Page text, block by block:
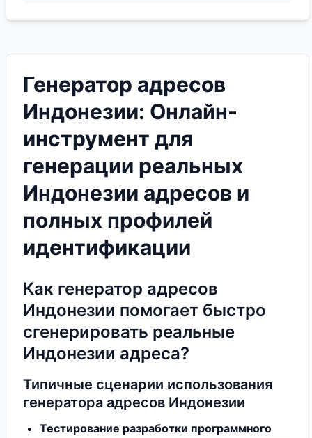
Генератор адресов
Индонезии: Онлайн-
инструмент для
генерации реальных
Индонезии адресов и
полных профилей
идентификации
Как генератор адресов
Индонезии помогает быстро
сгенерировать реальные
Индонезии адреса?
Типичные сценарии использования
генератора адресов Индонезии
Тестирование разработки программного